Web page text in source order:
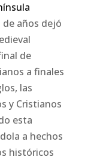
años dejó
de
a finales
las
y Cristianos
esta
a hechos
históricos